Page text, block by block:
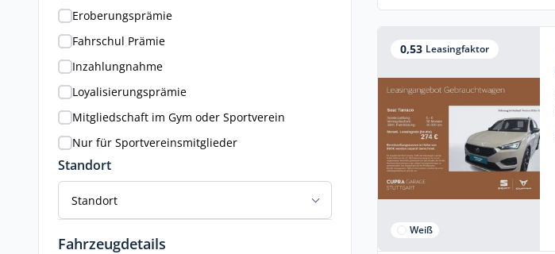
Eroberungsprämie
Fahrschul Prämie
Inzahlungnahme
Loyalisierungsprämie
Mitgliedschaft im Gym oder Sportverein
Nur für Sportvereinsmitglieder
Standort
Standort
Fahrzeugdetails
0,53 Leasingfaktor
Weiß